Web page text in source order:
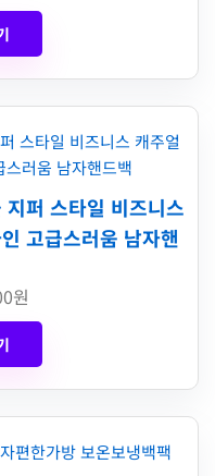
퍼 스타일 비즈니스
고급스러움 남자핸
원